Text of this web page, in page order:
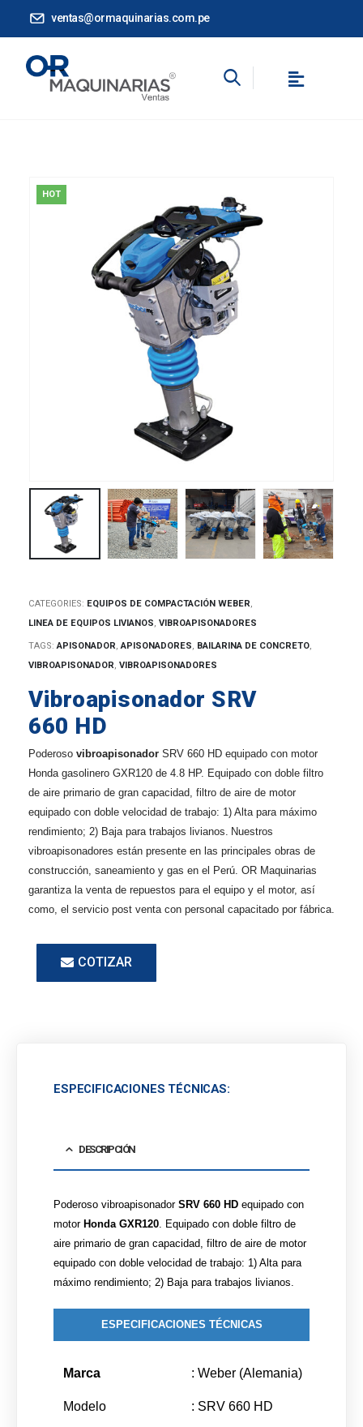
ventas@ormaquinarias.com.pe
HOT
CATEGORIES: EQUIPOS DE COMPACTACIÓN WEBER,
LINEA DE EQUIPOS LIVIANOS, VIBROAPISONADORES
TAGS:APISONADOR,APISONADORES, BAILARINA DE CONCRETO,
VIBROAPISONADOR, VIBROAPISONADORES
Vibroapisonador SRV
660 HD
Poderoso vibroapisonador SRV 660 HD equipado con motor
Honda gasolinero GXR120 de 4.8 HP. Equipado con doble filtro
de aire primario de gran capacidad, filtro de aire de motor
equipado con doble velocidad de trabajo: 1) Alta para máximo
rendimiento; 2) Baja para trabajos livianos.
Nuestros
vibroapisonadores están presente en las principales obras de
construcción, saneamiento y gas en el Perú. OR Maquinarias
garantiza la venta de repuestos para el equipo y el motor, así
como, el servicio post venta con personal capacitado por fábrica.
COTIZAR
ESPECIFICACIONES TÉCNICAS:
DESCRIPCIÓN
Poderoso vibroapisonador SRV 660 HD equipado con
motor Honda GXR120 . Equipado con doble filtro de
aire primario de gran capacidad, filtro de aire de motor
equipado con doble velocidad de trabajo: 1) Alta para
máximo rendimiento; 2) Baja para trabajos livianos.
ESPECIFICACIONES TÉCNICAS
Marca : Weber (Alemania)
Modelo : SRV 660 HD